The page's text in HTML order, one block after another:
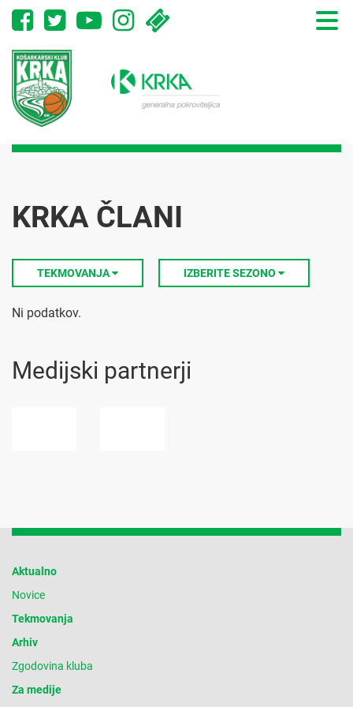
Toggle
KRKA ČLANI
TEKMOVANJA IZBERITE SEZONO
Ni podatkov.
Medijski partnerji
Aktualno
Novice
Tekmovanja
Arhiv
Zgodovina kluba
Za medije